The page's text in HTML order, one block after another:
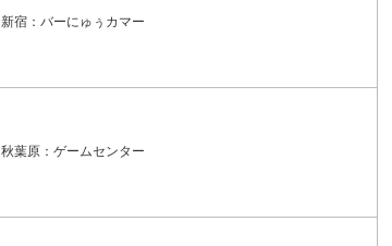
新宿：バーにゅぅカマー
秋葉原：ゲームセンター